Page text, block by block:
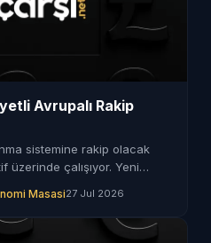
Avrupalı Rakip
sistemine rakip olacak
üzerinde çalışıyor. Yeni
Masasi27 Jul 2026